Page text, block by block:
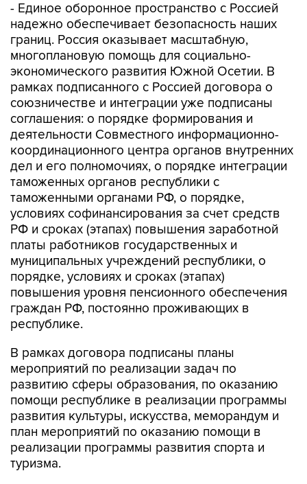
- Единое оборонное пространство с Россией
надежно обеспечивает безопасность наших
границ. Россия оказывает масштабную,
многоплановую помощь для социально-
экономического развития Южной Осетии. В
рамках подписанного с Россией договора о
союзничестве и интеграции уже подписаны
соглашения: о порядке формирования и
деятельности Совместного информационно-
координационного центра органов внутренних
дел и его полномочиях, о порядке интеграции
таможенных органов республики с
таможенными органами РФ, о порядке,
условиях софинансирования за счет средств
РФ и сроках (этапах) повышения заработной
платы работников государственных и
муниципальных учреждений республики, о
порядке, условиях и сроках (этапах)
повышения уровня пенсионного обеспечения
граждан РФ, постоянно проживающих в
республике.
В рамках договора подписаны планы
мероприятий по реализации задач по
развитию сферы образования, по оказанию
помощи республике в реализации программы
развития культуры, искусства, меморандум и
план мероприятий по оказанию помощи в
реализации программы развития спорта и
туризма.